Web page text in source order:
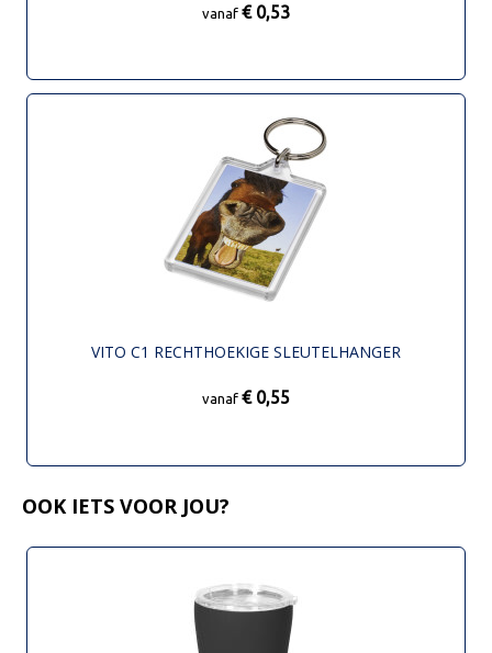
vanaf € 0,53
VITO C1 RECHTHOEKIGE SLEUTELHANGER
vanaf € 0,55
OOK IETS VOOR JOU?